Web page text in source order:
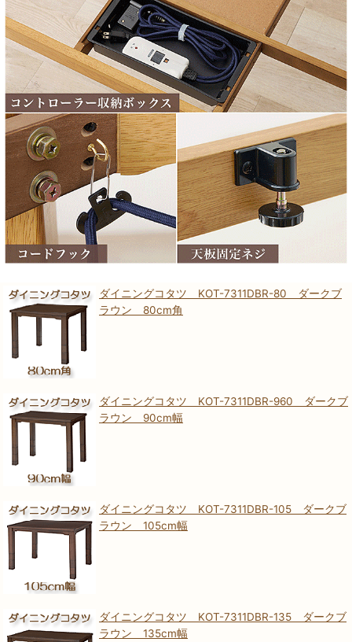
ダイニングコタツ KOT-7311DBR-80 ダークブ
ラウン 80cm角
ダイニングコタツ KOT-7311DBR-960 ダークブ
ラウン 90cm幅
ダイニングコタツ KOT-7311DBR-105 ダークブ
ラウン 105cm幅
ダイニングコタツ KOT-7311DBR-135 ダークブ
ラウン 135cm幅